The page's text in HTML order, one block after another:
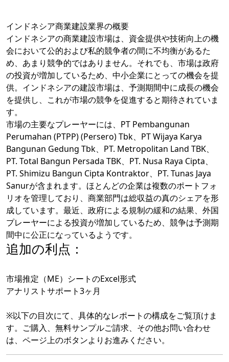
インドネシア商業建設業界の概要
インドネシアの商業建設市場は、資金提供や技術向上の機
会において公的および私的競争者の間に不均衡があるた
め、あまり競争的ではありません。それでも、市場は政府
の投資が増加しているため、中小企業にとっての機会を提
供。インドネシアの建設市場は、予測期間中に成長の機会
を提供し、これが市場の競争を促進すると期待されていま
す。
市場の主要なプレーヤーには、PT Pembangunan
Perumahan (PTPP) (Persero) Tbk、PT Wijaya Karya
Bangunan Gedung Tbk、PT. Metropolitan Land TBK、
PT. Total Bangun Persada TBK、PT. Nusa Raya Cipta、
PT. Shimizu Bangun Cipta Kontraktor、PT. Tunas Jaya
Sanurが含まれます。ほとんどの企業は複数のポートフォ
リオを管理しており、商業部門は総収益の真のシェアを形
成しています。最近、政府による規制の緩和の結果、外国
プレーヤーによる投資が増加しているため、競争は予測期
間中に公正になっているようです。
追加の利点：
市場推定（ME）シートのExcel形式
アナリストサポート3ヶ月
※以下の目次にて、具体的なレポートの構成をご覧頂けま
す。ご購入、無料サンプルご請求、その他お問い合わせ
は、ページ上のボタンよりお進みください。